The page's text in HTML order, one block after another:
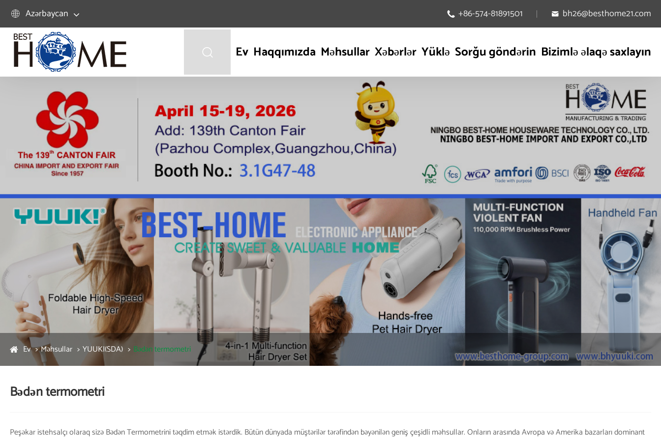
 Azərbaycan  +86-574-81891501  bh26@besthome21.com
 Ev Haqqımızda Məhsullar Xəbərlər Yüklə Sorğu göndərin Bizimlə əlaqə saxlayın
Ev Məhsullar YUUKI(SDA) Bədən termometri
Bədən termometri
Peşəkar istehsalçı olaraq sizə Bədən Termometrini təqdim etmək istərdik. Bütün dünyada müştərilər tərəfindən bəyənilən geniş çeşidli məhsullar. Onların arasında Avropa və Amerika bazarları dominant